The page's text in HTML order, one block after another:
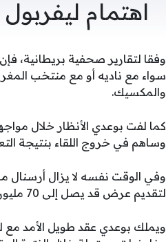
اهتمام
وفقا لتقارير صحفية بريطانية،
والمكسيك.
كما لفت بوعدي الأنظار خلال
وساهم في خروج اللقاء بنتيجة
وفي الوقت نفسه لا يزال أرسنال
لتقديم عرض قد يصل إلى 70 مليون يورو من أجل حسم الصفقة.